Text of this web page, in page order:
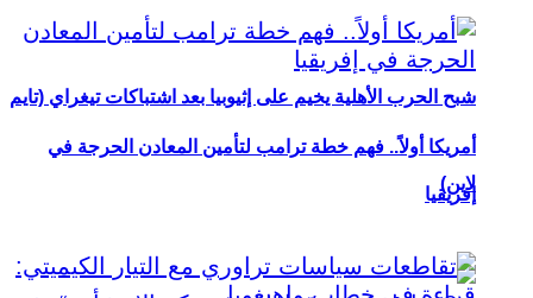
شبح الحرب الأهلية يخيم على إثيوبيا بعد اشتباكات تيغراي (تايم
لاين)
أمريكا أولاً.. فهم خطة ترامب لتأمين المعادن الحرجة في
إفريقيا